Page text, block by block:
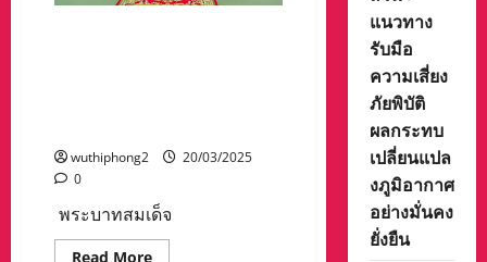
แก่
เมือง
ยโสธร
มาก
เดิน
ชม
ตึก
wuthiphong2
20/03/2025
0
พระบาทสมเด็จ
Read MoreRead
แนวทาง
รับมือ
ความเสี่ยง
ภัยพิบัติ
ผลกระทบ
เปลี่ยนแปล
งภูมิอากาศ
อย่างมั่นคง
ยั่งยืน